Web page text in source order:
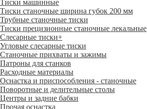
Тиски машинные
Тиски станочные ширина губок 200 мм
Трубные станочные тиски
Тиски прецизионные станочные лекальные
Слесарные тиски+
Угловые слесарные тиски
Станочные прихваты и зажимы
Патроны для станков
Расходные материалы
Оснастка и приспособления - станочные
Поворотные и делительные столы
Центры и задние бабки
Прочая оснастка